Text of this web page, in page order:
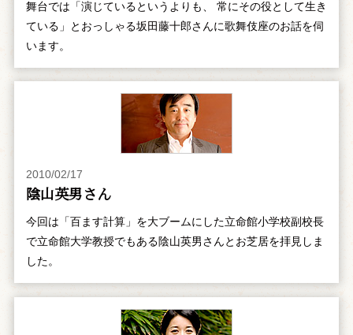
舞台では「演じているというよりも、 常にその役として生き
ている」とおっしゃる坂田藤十郎さんに歌舞伎座のお話を伺
います。
2010/02/17
陰山英男さん
今回は「百ます計算」を大ブームにした立命館小学校副校長
で立命館大学教授でもある陰山英男さんとお芝居を拝見しま
した。